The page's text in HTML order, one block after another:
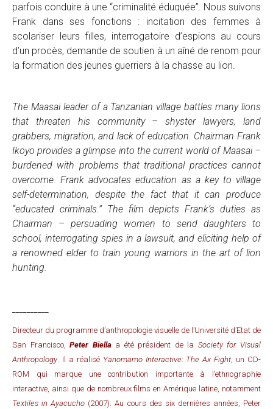
parfois conduire à une “criminalité éduquée”. Nous suivons
Frank dans ses fonctions : incitation des femmes à
scolariser leurs filles, interrogatoire d’espions au cours
d’un procès, demande de soutien à un aîné de renom pour
la formation des jeunes guerriers à la chasse au lion.
The Maasai leader of a Tanzanian village battles many lions
that threaten his community – shyster lawyers, land
grabbers, migration, and lack of education. Chairman Frank
Ikoyo provides a glimpse into the current world of Maasai –
burdened with problems that traditional practices cannot
overcome. Frank advocates education as a key to village
self-determination, despite the fact that it can produce
“educated criminals.” The film depicts Frank’s duties as
Chairman – persuading women to send daughters to
school, interrogating spies in a lawsuit, and eliciting help of
a renowned elder to train young warriors in the art of lion
hunting.
Directeur du programme d’anthropologie visuelle de l’Université d’Etat de
San Francisco,Peter Biellaa été président de la Society for Visual
Anthropology. Il a réalisé Yanomamö Interactive: The Ax Fight, un CD-
ROM qui marque une contribution importante à l’ethnographie
interactive, ainsi que de nombreux films en Amérique latine, notamment
Textiles in Ayacucho (2007). Au cours des six dernières années, Peter